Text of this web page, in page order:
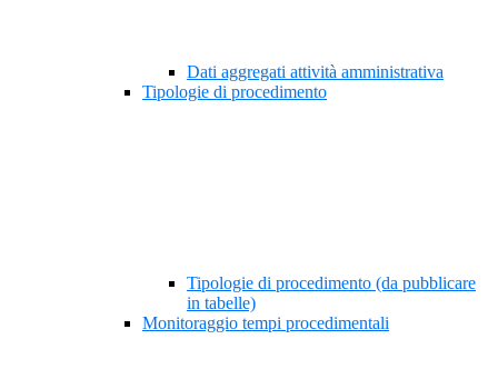
Dati aggregati attività amministrativa
Tipologie di procedimento
Tipologie di procedimento (da pubblicare
in tabelle)
Monitoraggio tempi procedimentali